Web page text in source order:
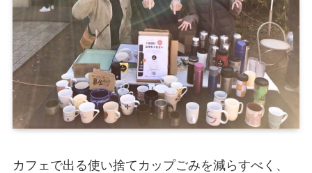
カフェで出る使い捨てカップごみを減らすべく、